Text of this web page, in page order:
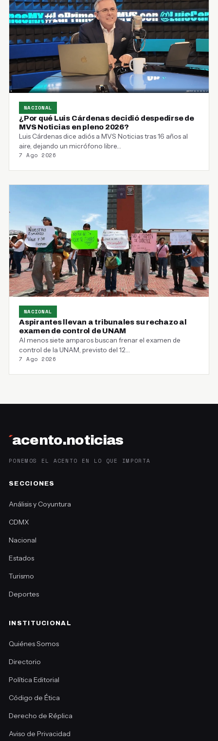
NACIONAL
¿Por qué Luis Cárdenas decidió despedirse de
MVS Noticias en pleno 2026?
Luis Cárdenas dice adiós a MVS Noticias tras 16 años al
aire, dejando un micrófono libre…
7 Ago 2026
NACIONAL
Aspirantes llevan a tribunales su rechazo al
examen de control de UNAM
Al menos siete amparos buscan frenar el examen de
control de la UNAM, previsto del 12…
7 Ago 2026
´acento.noticias
PONEMOS EL ACENTO EN LO QUE IMPORTA
SECCIONES
Análisis y Coyuntura
CDMX
Nacional
Estados
Turismo
Deportes
INSTITUCIONAL
Quiénes Somos
Directorio
Política Editorial
Código de Ética
Derecho de Réplica
Aviso de Privacidad